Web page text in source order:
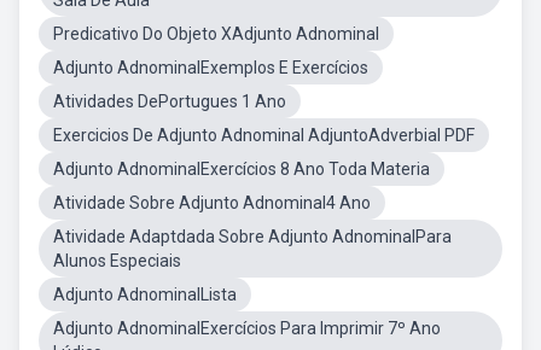
Predicativo Do Objeto XAdjunto Adnominal
Adjunto AdnominalExemplos E Exercícios
Atividades DePortugues 1 Ano
Exercicios De Adjunto Adnominal AdjuntoAdverbial PDF
Adjunto AdnominalExercícios 8 Ano Toda Materia
Atividade Sobre Adjunto Adnominal4 Ano
Atividade Adaptdada Sobre Adjunto AdnominalPara
Alunos Especiais
Adjunto AdnominalLista
Adjunto AdnominalExercícios Para Imprimir 7º Ano